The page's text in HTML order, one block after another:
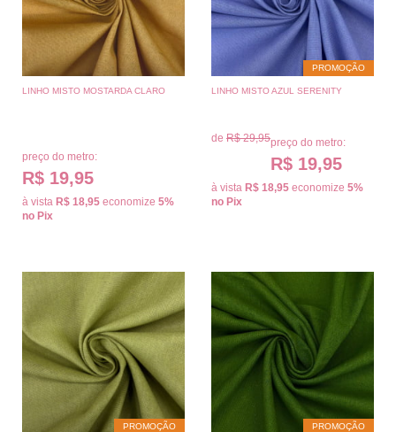
LINHO MISTO MOSTARDA CLARO
preço do metro:
R$ 19,95
à vista R$ 18,95 economize 5%
no Pix
PROMOÇÃO
LINHO MISTO AZUL SERENITY
de R$ 29,95preço do metro:
R$ 19,95
à vista R$ 18,95 economize 5%
no Pix
PROMOÇÃO PROMOÇÃO